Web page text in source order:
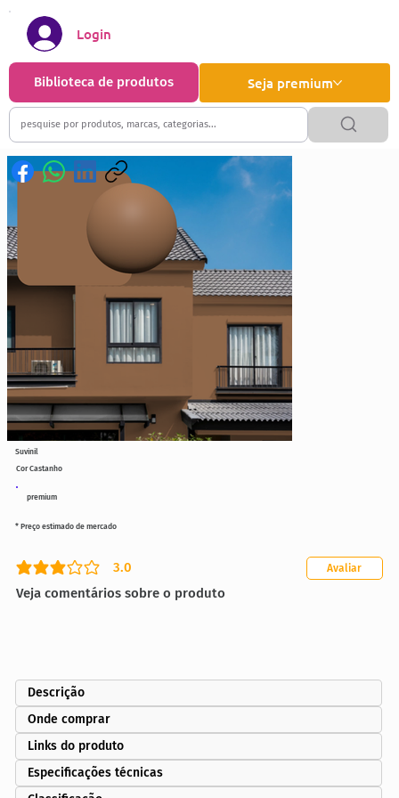
Seja premium
Biblioteca de produtos
Login
premium
Cor Castanho
3.0
classificação média é 3 de 5
Veja comentários sobre o produto
Avaliar
* Preço estimado de mercado
Suvinil
Descrição
Onde comprar
Links do produto
Especificações técnicas